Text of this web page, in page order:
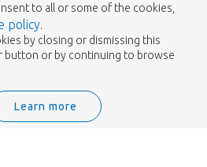
name of BGH A.Heemskerk AZN b.v.
to all or some of the cookies,
policy.
by closing or dismissing this
button or by continuing to browse
Learn more